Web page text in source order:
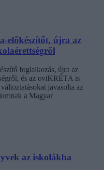
előkészítőt, újra az
foglalkozás, újra az
és az oviKRÉTA is
javasolta az
a Magyar
az iskolákba